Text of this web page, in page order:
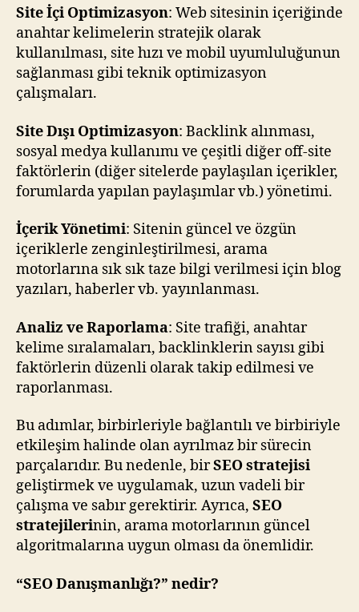
Site İçi Optimizasyon: Web sitesinin içeriğinde
anahtar kelimelerin stratejik olarak
kullanılması, site hızı ve mobil uyumluluğunun
sağlanması gibi teknik optimizasyon
çalışmaları.
Site Dışı Optimizasyon: Backlink alınması,
sosyal medya kullanımı ve çeşitli diğer off-site
faktörlerin (diğer sitelerde paylaşılan içerikler,
forumlarda yapılan paylaşımlar vb.) yönetimi.
İçerik Yönetimi: Sitenin güncel ve özgün
içeriklerle zenginleştirilmesi, arama
motorlarına sık sık taze bilgi verilmesi için blog
yazıları, haberler vb. yayınlanması.
Analiz ve Raporlama: Site trafiği, anahtar
kelime sıralamaları, backlinklerin sayısı gibi
faktörlerin düzenli olarak takip edilmesi ve
raporlanması.
Bu adımlar, birbirleriyle bağlantılı ve birbiriyle
etkileşim halinde olan ayrılmaz bir sürecin
parçalarıdır. Bu nedenle, birSEO stratejisi
geliştirmek ve uygulamak, uzun vadeli bir
çalışma ve sabır gerektirir. Ayrıca, SEO
stratejilerinin, arama motorlarının güncel
algoritmalarına uygun olması da önemlidir.
“SEO Danışmanlığı?” nedir?